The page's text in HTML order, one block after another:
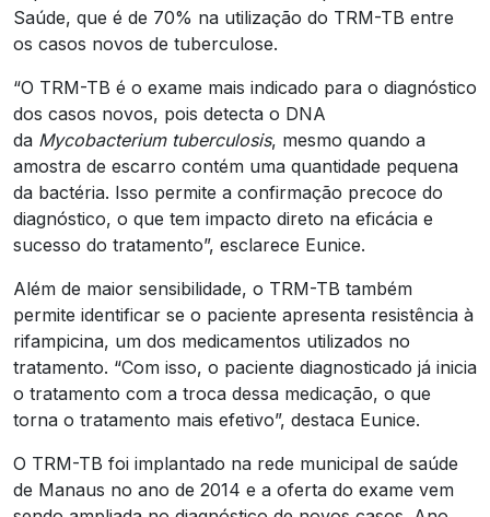
Saúde, que é de 70% na utilização do TRM-TB entre
os casos novos de tuberculose.
“O TRM-TB é o exame mais indicado para o diagnóstico
dos casos novos, pois detecta o DNA
da Mycobacterium tuberculosis, mesmo quando a
amostra de escarro contém uma quantidade pequena
da bactéria. Isso permite a confirmação precoce do
diagnóstico, o que tem impacto direto na eficácia e
sucesso do tratamento”, esclarece Eunice.
Além de maior sensibilidade, o TRM-TB também
permite identificar se o paciente apresenta resistência à
rifampicina, um dos medicamentos utilizados no
tratamento. “Com isso, o paciente diagnosticado já inicia
o tratamento com a troca dessa medicação, o que
torna o tratamento mais efetivo”, destaca Eunice.
O TRM-TB foi implantado na rede municipal de saúde
de Manaus no ano de 2014 e a oferta do exame vem